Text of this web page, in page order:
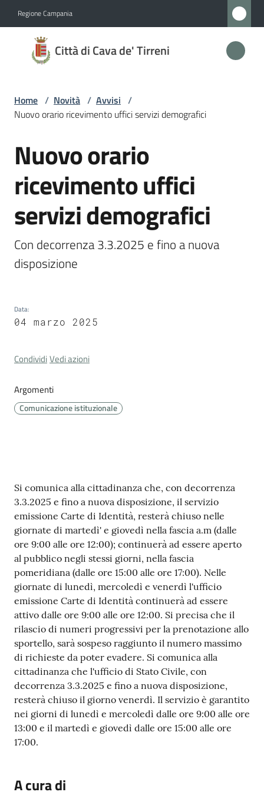
Regione Campania
Città di Cava de' Tirreni
Città
di
de'
Tirreni
Amministrazione
Novità
Menu selezionato
Servizi
Vivere
Cava
gli
argomenti...
Home / Novità / Avvisi /
Nuovo orario ricevimento uffici servizi demografici
Salta al contenuto
Nuovo orario
ricevimento uffici
servizi demografici
Con decorrenza 3.3.2025 e fino a nuova
disposizione
Data:
04 marzo 2025
CondividiVedi azioni
Argomenti
Comunicazione istituzionale
Contenuto
Si comunica alla cittadinanza che, con decorrenza
3.3.2025 e fino a nuova disposizione, il servizio
emissione Carte di Identità, resterà chiuso nelle
giornate di martedì' e giovedì nella fascia a.m (dalle
ore 9:00 alle ore 12:00); continuerà ad essere aperto
al pubblico negli stessi giorni, nella fascia
pomeridiana (dalle ore 15:00 alle ore 17:00). Nelle
giornate di lunedì, mercoledì e venerdì l'ufficio
emissione Carte di Identità continuerà ad essere
attivo dalle ore 9:00 alle ore 12:00. Si precisa che il
rilascio di numeri progressivi per la prenotazione allo
sportello, sarà sospeso raggiunto il numero massimo
di richieste da poter evadere. Si comunica alla
cittadinanza che l'ufficio di Stato Civile, con
decorrenza 3.3.2025 e fino a nuova disposizione,
resterà chiuso il giorno venerdì. Il servizio è garantito
nei giorni di lunedì e mercoledì dalle ore 9:00 alle ore
13:00 e il martedì e giovedì dalle ore 15:00 alle ore
17:00.
A cura di